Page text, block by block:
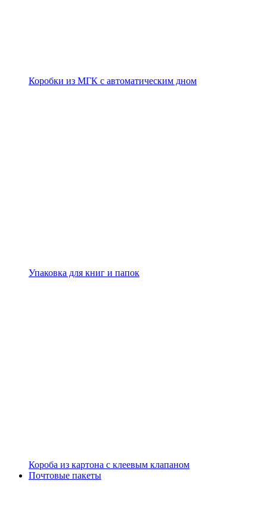
Коробки из МГК с автоматическим дном
Упаковка для книг и папок
Короба из картона с клеевым клапаном
Почтовые пакеты